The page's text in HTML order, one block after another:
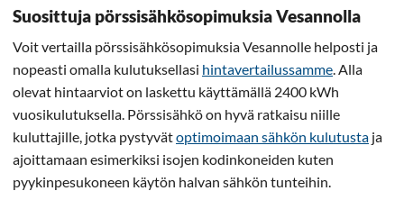
Suosittuja pörssisähkösopimuksia Vesannolla
Voit vertailla pörssisähkösopimuksia Vesannolle helposti ja
nopeasti omalla kulutuksellasi hintavertailussamme . Alla
olevat hintaarviot on laskettu käyttämällä 2400 kWh
vuosikulutuksella. Pörssisähkö on hyvä ratkaisu niille
kuluttajille, jotka pystyvätoptimoimaan sähkön kulutusta ja
ajoittamaan esimerkiksi isojen kodinkoneiden kuten
pyykinpesukoneen käytön halvan sähkön tunteihin.